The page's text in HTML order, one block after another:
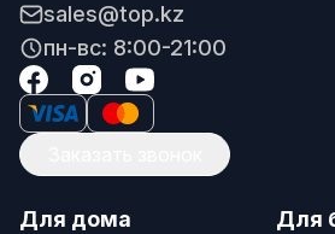
sales@top.kz
пн-вс: 8:00-21:00
Для дома
Для